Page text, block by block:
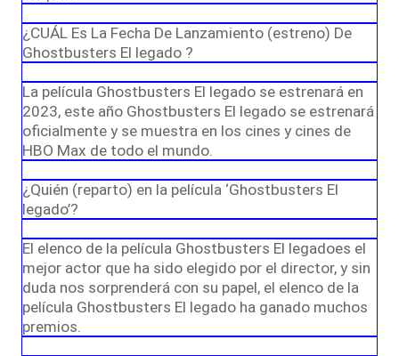
¿CUÁL Es La Fecha De Lanzamiento (estreno) De
Ghostbusters El legado ?
La película Ghostbusters El legado se estrenará en
2023, este año Ghostbusters El legado se estrenará
oficialmente y se muestra en los cines y cines de
HBO Max de todo el mundo.
¿Quién (reparto) en la película ‘Ghostbusters El
legado’?
El elenco de la película Ghostbusters El legadoes el
mejor actor que ha sido elegido por el director, y sin
duda nos sorprenderá con su papel, el elenco de la
película Ghostbusters El legado ha ganado muchos
premios.